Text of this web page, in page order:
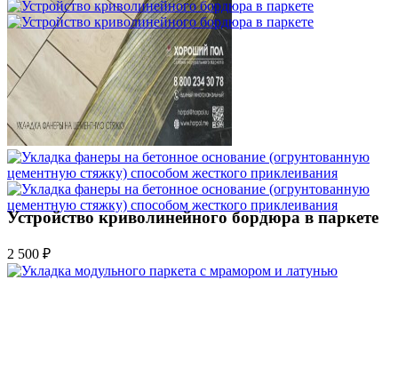
Устройство криволинейного бордюра в паркете
2 500 ₽